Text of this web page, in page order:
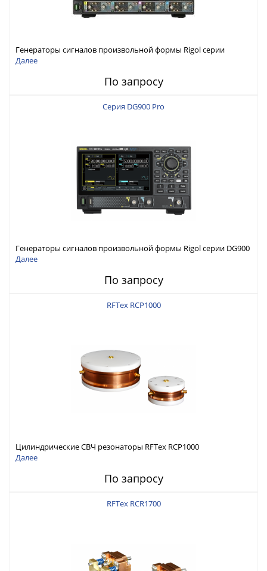
Генераторы сигналов произвольной формы Rigol серии
DG6000 до 500 МГц или до 1 ГГц
Далее
По запросу
Серия DG900 Pro
Генераторы сигналов произвольной формы Rigol серии DG900
Pro с максимальной частотой 200 МГц
Далее
По запросу
RFTex RCP1000
Цилиндрические СВЧ резонаторы RFTex RCP1000
Далее
По запросу
RFTex RCR1700